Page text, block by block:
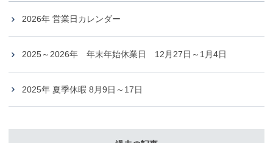
2026年 営業日カレンダー
2025～2026年 年末年始休業日 12月27日～1月4日
2025年 夏季休暇 8月9日～17日